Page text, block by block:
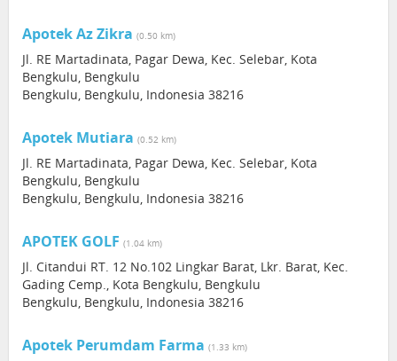
Apotek Az Zikra (0.50 km)
Jl. RE Martadinata, Pagar Dewa, Kec. Selebar, Kota
Bengkulu, Bengkulu
Bengkulu, Bengkulu, Indonesia 38216
Apotek Mutiara (0.52 km)
Jl. RE Martadinata, Pagar Dewa, Kec. Selebar, Kota
Bengkulu, Bengkulu
Bengkulu, Bengkulu, Indonesia 38216
APOTEK GOLF (1.04 km)
Jl. Citandui RT. 12 No.102 Lingkar Barat, Lkr. Barat, Kec.
Gading Cemp., Kota Bengkulu, Bengkulu
Bengkulu, Bengkulu, Indonesia 38216
Apotek Perumdam Farma (1.33 km)